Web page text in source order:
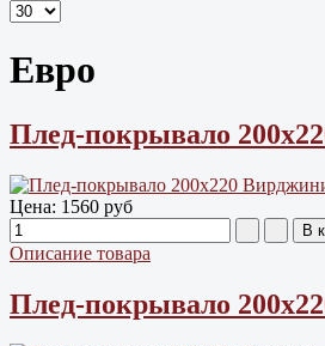
Евро
Плед-покрывало
Цена: 1560 руб
Описание товара
Плед-покрывало